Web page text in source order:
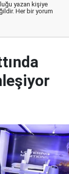
yazan kişiye
Her bir yorum